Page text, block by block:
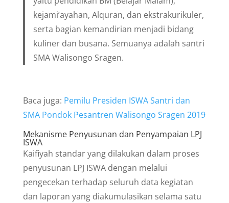
kejami’ayahan, Alquran, dan ekstrakurikuler,
serta bagian kemandirian menjadi bidang
kuliner dan busana. Semuanya adalah santri
SMA Walisongo Sragen.
Baca juga: Pemilu Presiden ISWA Santri dan
SMA Pondok Pesantren Walisongo Sragen 2019
Mekanisme Penyusunan dan Penyampaian LPJ
ISWA
Kaifiyah standar yang dilakukan dalam proses
penyusunan LPJ ISWA dengan melalui
pengecekan terhadap seluruh data kegiatan
dan laporan yang diakumulasikan selama satu